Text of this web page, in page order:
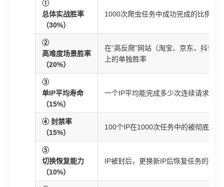
①
总体实战胜率
（30%）
1000次爬虫任务中成功完成的比例
②
高难度场景胜率
（20%）
在“高反爬”网站（淘宝、京东、抖音）
上的单独胜率
③
单IP平均寿命
（15%）
一个IP平均能完成多少次连续请求
④ 封禁率
（15%）
100个IP在1000次任务中的被彻底封
⑤
切换恢复能力
（10%）
IP被封后，更换新IP后恢复任务的速度